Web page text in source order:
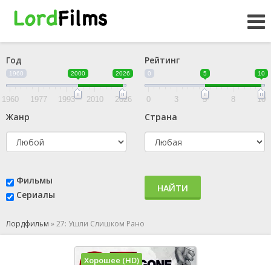
Год
1960 2000 2026
1960 1977 1993 2010 2026
Рейтинг
0 5 10
0 3 5 8 10
Жанр Страна
Фильмы
Сериалы
НАЙТИ
Лордфильм »27: Ушли Слишком Рано
Хорошее (HD)